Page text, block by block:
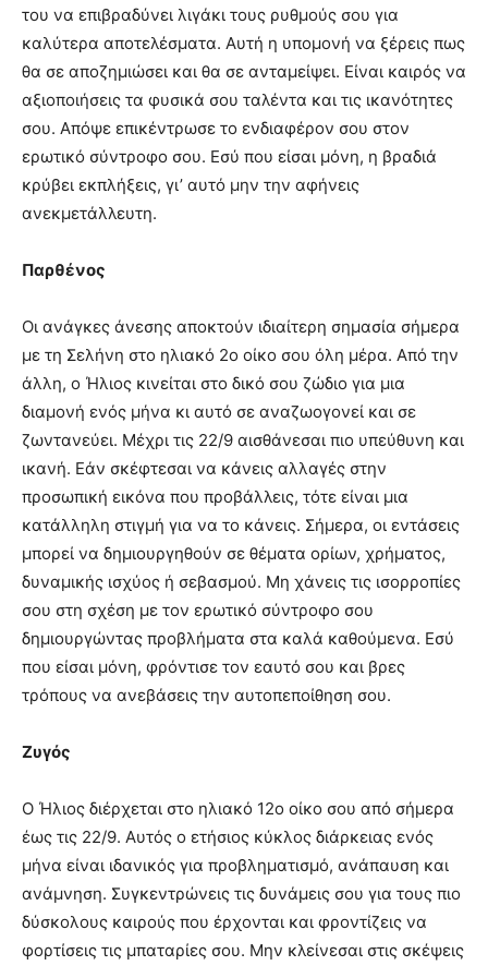
του να επιβραδύνει λιγάκι τους ρυθμούς σου για
καλύτερα αποτελέσματα. Αυτή η υπομονή να ξέρεις πως
θα σε αποζημιώσει και θα σε ανταμείψει. Είναι καιρός να
αξιοποιήσεις τα φυσικά σου ταλέντα και τις ικανότητες
σου. Απόψε επικέντρωσε το ενδιαφέρον σου στον
ερωτικό σύντροφο σου. Εσύ που είσαι μόνη, η βραδιά
κρύβει εκπλήξεις, γι’ αυτό μην την αφήνεις
ανεκμετάλλευτη.
Παρθένος
Οι ανάγκες άνεσης αποκτούν ιδιαίτερη σημασία σήμερα
με τη Σελήνη στο ηλιακό 2ο οίκο σου όλη μέρα. Από την
άλλη, ο Ήλιος κινείται στο δικό σου ζώδιο για μια
διαμονή ενός μήνα κι αυτό σε αναζωογονεί και σε
ζωντανεύει. Μέχρι τις 22/9 αισθάνεσαι πιο υπεύθυνη και
ικανή. Εάν σκέφτεσαι να κάνεις αλλαγές στην
προσωπική εικόνα που προβάλλεις, τότε είναι μια
κατάλληλη στιγμή για να το κάνεις. Σήμερα, οι εντάσεις
μπορεί να δημιουργηθούν σε θέματα ορίων, χρήματος,
δυναμικής ισχύος ή σεβασμού. Μη χάνεις τις ισορροπίες
σου στη σχέση με τον ερωτικό σύντροφο σου
δημιουργώντας προβλήματα στα καλά καθούμενα. Εσύ
που είσαι μόνη, φρόντισε τον εαυτό σου και βρες
τρόπους να ανεβάσεις την αυτοπεποίθηση σου.
Ζυγός
Ο Ήλιος διέρχεται στο ηλιακό 12ο οίκο σου από σήμερα
έως τις 22/9. Αυτός ο ετήσιος κύκλος διάρκειας ενός
μήνα είναι ιδανικός για προβληματισμό, ανάπαυση και
ανάμνηση. Συγκεντρώνεις τις δυνάμεις σου για τους πιο
δύσκολους καιρούς που έρχονται και φροντίζεις να
φορτίσεις τις μπαταρίες σου. Μην κλείνεσαι στις σκέψεις